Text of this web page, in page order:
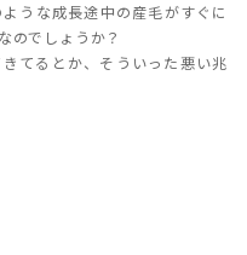
うな成長途中の産毛がすぐに
のでしょうか？
てるとか、そういった悪い兆